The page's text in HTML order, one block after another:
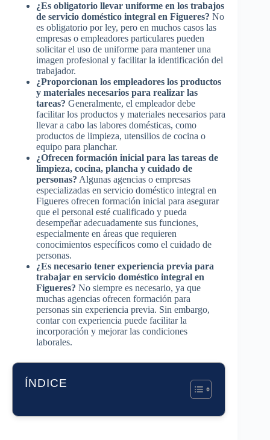
¿Es obligatorio llevar uniforme en los trabajos
de servicio doméstico integral en Figueres? No
es obligatorio por ley, pero en muchos casos las
empresas o empleadores particulares pueden
solicitar el uso de uniforme para mantener una
imagen profesional y facilitar la identificación del
trabajador.
¿Proporcionan los empleadores los productos
y materiales necesarios para realizar las
tareas? Generalmente, el empleador debe
facilitar los productos y materiales necesarios para
llevar a cabo las labores domésticas, como
productos de limpieza, utensilios de cocina o
equipo para planchar.
¿Ofrecen formación inicial para las tareas de
limpieza, cocina, plancha y cuidado de
personas? Algunas agencias o empresas
especializadas en servicio doméstico integral en
Figueres ofrecen formación inicial para asegurar
que el personal esté cualificado y pueda
desempeñar adecuadamente sus funciones,
especialmente en áreas que requieren
conocimientos específicos como el cuidado de
personas.
¿Es necesario tener experiencia previa para
trabajar en servicio doméstico integral en
Figueres? No siempre es necesario, ya que
muchas agencias ofrecen formación para
personas sin experiencia previa. Sin embargo,
contar con experiencia puede facilitar la
incorporación y mejorar las condiciones
laborales.
ÍNDICE